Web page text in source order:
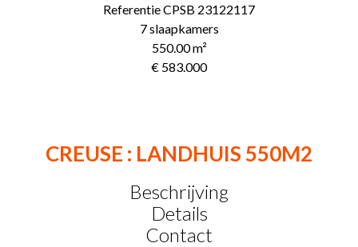
ReferentieCPSB 23122117
7 slaapkamers
550.00m²
€ 583.000
CREUSE : LANDHUIS 550M2
Beschrijving
Details
Contact